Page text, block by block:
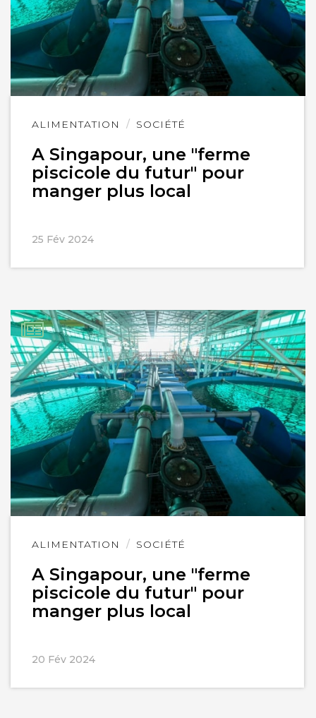
ALIMENTATION SOCIÉTÉ
A Singapour, une "ferme
piscicole du futur" pour
manger plus local
25 Fév 2024
Lire
ALIMENTATION SOCIÉTÉ
A Singapour, une "ferme
piscicole du futur" pour
manger plus local
20 Fév 2024
Lire